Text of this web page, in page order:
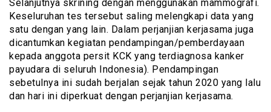
Selanjutnya skrining dengan menggunakan mammografi.
Keseluruhan tes tersebut saling melengkapi data yang
satu dengan yang lain. Dalam perjanjian kerjasama juga
dicantumkan kegiatan pendampingan/pemberdayaan
kepada anggota persit KCK yang terdiagnosa kanker
payudara di seluruh Indonesia). Pendampingan
sebetulnya ini sudah berjalan sejak tahun 2020 yang lalu
dan hari ini diperkuat dengan perjanjian kerjasama.